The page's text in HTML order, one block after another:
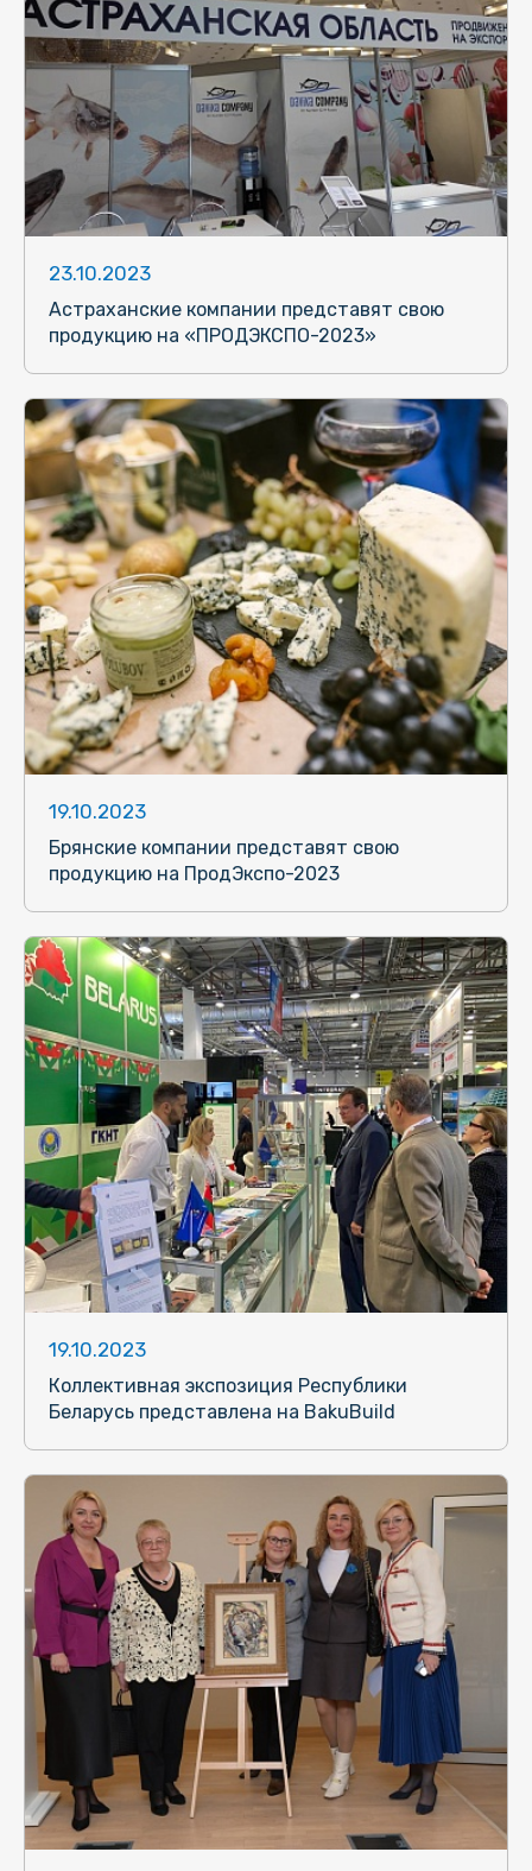
23.10.2023
Астраханские компании представят свою
продукцию на «ПРОДЭКСПО-2023»
19.10.2023
Брянские компании представят свою
продукцию на ПродЭкспо-2023
19.10.2023
Коллективная экспозиция Республики
Беларусь представлена на BakuBuild